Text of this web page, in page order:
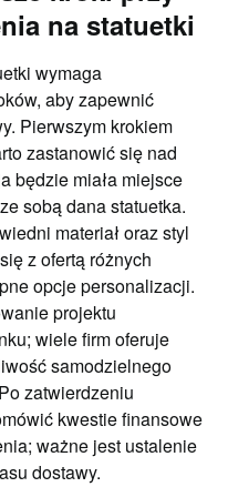
na statuetki
wymaga
aby zapewnić
Pierwszym krokiem
zastanowić się nad
będzie miała miejsce
sobą dana statuetka.
materiał oraz styl
z ofertą różnych
opcje personalizacji.
projektu
wiele firm oferuje
samodzielnego
zatwierdzeniu
kwestie finansowe
ważne jest ustalenie
dostawy.